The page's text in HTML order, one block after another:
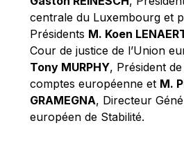
Patrizia Nanz
Philippe Maystadt
Pierre Gramegna
Richard Pelly
Robert Goebbels
Robert REYNDERS
centrale du Luxembourg et
Présidents M. Koen
Cour de justice de l’Union
Tony MURPHY, Président
comptes européenne et M.
GRAMEGNA, Directeur
européen de Stabilité.